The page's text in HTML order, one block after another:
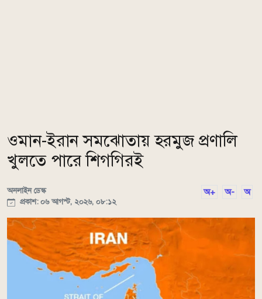
ওমান-ইরান সমঝোতায় হরমুজ প্রণালি
খুলতে পারে শিগগিরই
অনলাইন ডেস্ক
প্রকাশ: ০৬ আগস্ট, ২০২৬, ০৮:১২
অ+ অ- অ